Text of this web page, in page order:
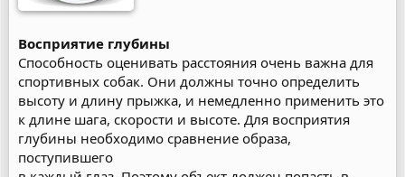
Восприятие глубины
Способность оценивать расстояния очень важна для
спортивных собак. Они должны точно определить
высоту и длину прыжка, и немедленно применить это
к длине шага, скорости и высоте. Для восприятия
глубины необходимо сравнение образа,
поступившего